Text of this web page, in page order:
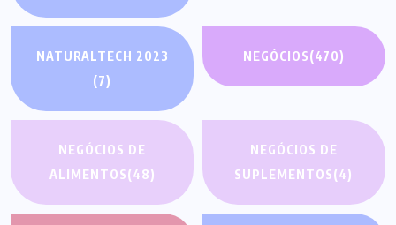
NATURALTECH 2023
(7)
NEGÓCIOS(470)
NEGÓCIOS DE
ALIMENTOS(48)
NEGÓCIOS DE
SUPLEMENTOS(4)